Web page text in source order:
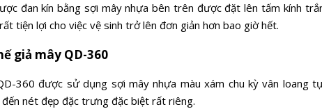
đan kín bằng sợi mây nhựa bên trên được đặt lên tấm kính
tiện lợi cho việc vệ sinh trở lên đơn giản hơn bao giờ hết.
giả mây QD-360
360 được sử dụng sợi mây nhựa màu xám chu kỳ vân
nét đẹp đặc trưng đặc biệt rất riêng.